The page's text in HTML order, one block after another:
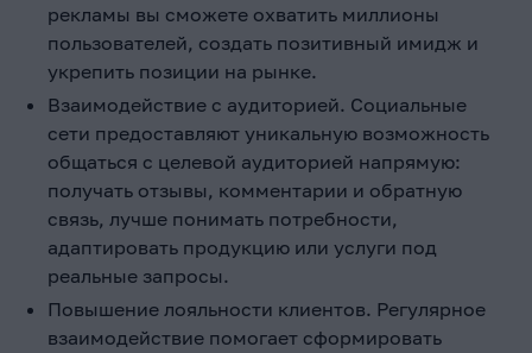
рекламы вы сможете охватить миллионы
пользователей, создать позитивный имидж и
укрепить позиции на рынке.
Взаимодействие с аудиторией. Социальные
сети предоставляют уникальную возможность
общаться с целевой аудиторией напрямую:
получать отзывы, комментарии и обратную
связь, лучше понимать потребности,
адаптировать продукцию или услуги под
реальные запросы.
Повышение лояльности клиентов. Регулярное
взаимодействие помогает сформировать